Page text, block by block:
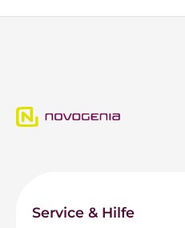
Service & Hilfe